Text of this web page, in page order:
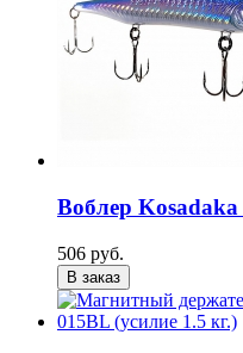
Воблер Kosadaka
506 руб.
В заказ